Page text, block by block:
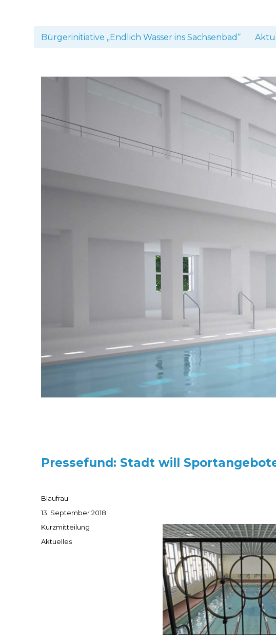
Bürgerinitiative „Endlich Wasser ins Sachsenbad“
Pressefund: Stadt will
Autor
Blaufrau
Veröffentlicht
am
13. September 2018
Format
Kurzmitteilung
Kategorien
Aktuelles